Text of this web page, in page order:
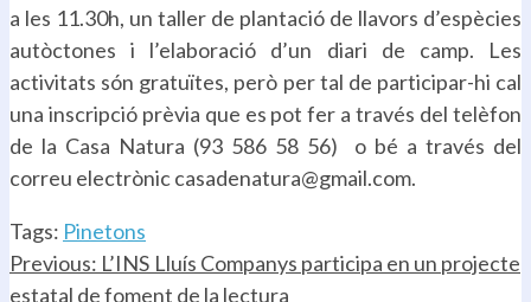
a les 11.30h, un taller de plantació de llavors d’espècies
autòctones i l’elaboració d’un diari de camp. Les
activitats són gratuïtes, però per tal de participar-hi cal
una inscripció prèvia que es pot fer a través del telèfon
de la Casa Natura (93 586 58 56) o bé a través del
correu electrònic casadenatura@gmail.com.
Tags: Pinetons
Continue
Previous: L’INS Lluís Companys participa en un projecte
estatal de foment de la lectura